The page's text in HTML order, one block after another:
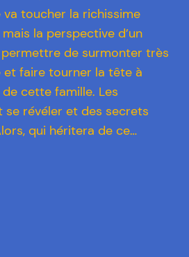
toucher la richissime
la perspective d’un
de surmonter très
faire tourner la tête à
cette famille. Les
se révéler et des secrets
qui héritera de ce…